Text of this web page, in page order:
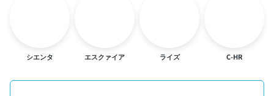
シエンタ エスクァイア ライズ C-HR